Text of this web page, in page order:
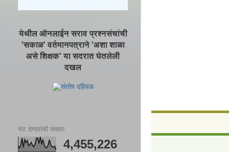
येथील ऑनलाईन सराव प्रश्नसंचांची
'सकाळ' वर्तमानपत्राने 'अशा शाळा
असे शिक्षक' या सदरात घेतलेली
दखल
भेट देणारांची संख्या
4,455,226